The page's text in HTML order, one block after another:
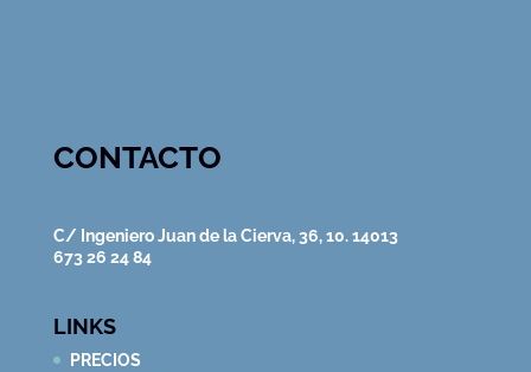
CONTACTO
C/ Ingeniero Juan de la Cierva, 36, 10. 14013
673 26 24 84
LINKS
PRECIOS